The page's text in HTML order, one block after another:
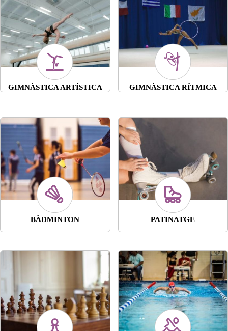
GIMNÀSTICA ARTÍSTICA GIMNÀSTICA RÍTMICA
BÀDMINTON PATINATGE